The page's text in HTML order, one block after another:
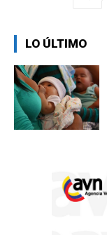
LO ÚLTIMO